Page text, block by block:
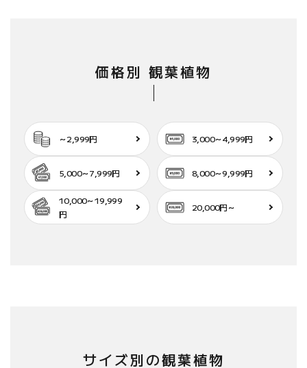
価格別 観葉植物
～2,999円 3,000～4,999円
5,000～7,999円 8,000～9,999円
10,000～19,999
円
20,000円～
サイズ別の観葉植物